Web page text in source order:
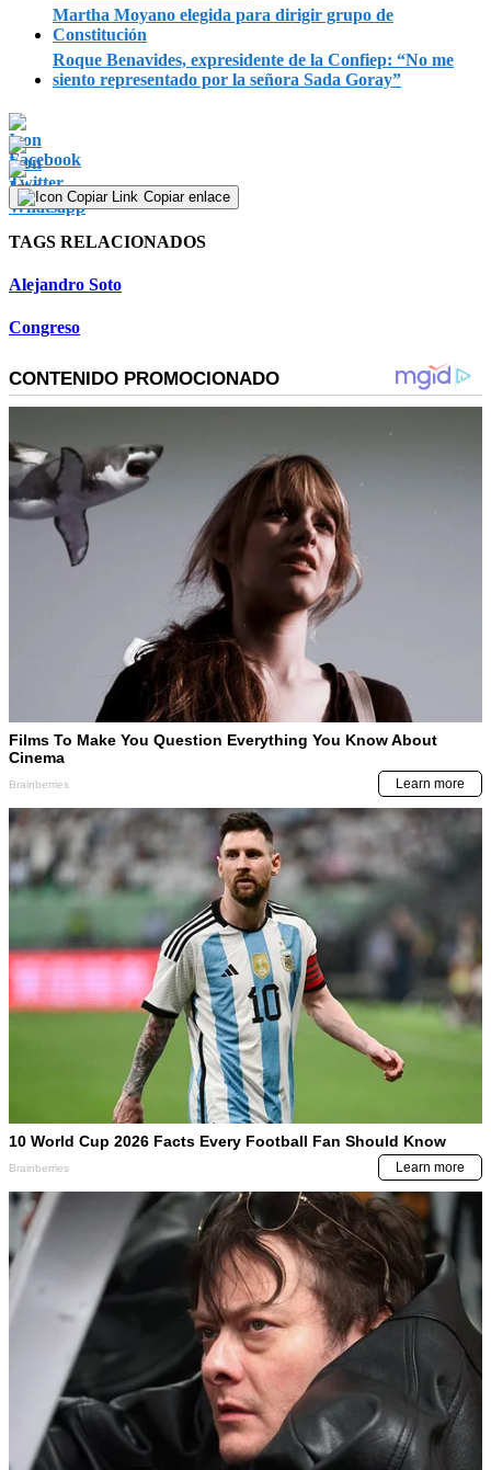
Martha Moyano elegida para dirigir grupo de
Constitución
Roque Benavides, expresidente de la Confiep: “No me
siento representado por la señora Sada Goray”
Copiar enlace
TAGS RELACIONADOS
Alejandro Soto
Congreso